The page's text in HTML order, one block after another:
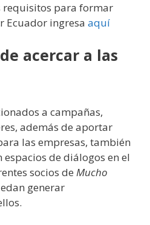
requisitos para formar
Ecuador ingresa aquí
acercar a las
a campañas,
además de aportar
las empresas, también
de diálogos en el
socios de Mucho
generar